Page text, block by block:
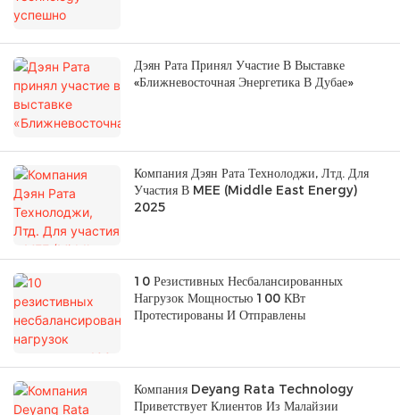
Дэян Рата Принял Участие В Выставке
«Ближневосточная Энергетика В Дубае»
Компания Дэян Рата Технолоджи, Лтд. Для
Участия В MEE (Middle East Energy)
2025
10 Резистивных Несбалансированных
Нагрузок Мощностью 100 КВт
Протестированы И Отправлены
Компания Deyang Rata Technology
Приветствует Клиентов Из Малайзии